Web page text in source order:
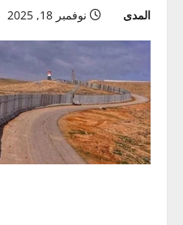
المدى نوفمبر 18, 2025